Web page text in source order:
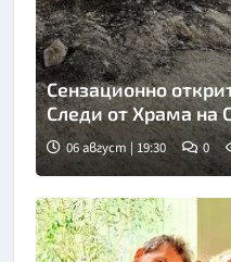
Снимка: Fox news
Сензационно
Следи от Храма на
06 август | 19:30 0